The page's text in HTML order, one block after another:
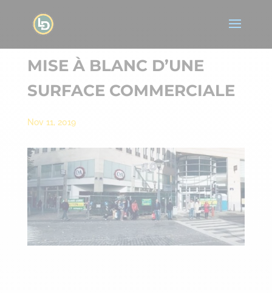
MISE À BLANC D’UNE
SURFACE COMMERCIALE
Nov 11, 2019